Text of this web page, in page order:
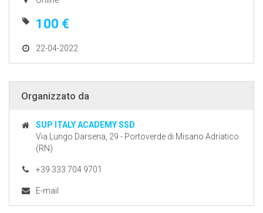
100 €
22-04-2022
Organizzato da
SUP ITALY ACADEMY SSD
Via Lungo Darsena, 29 - Portoverde di Misano Adriatico
(RN)
+39 333 704 9701
E-mail